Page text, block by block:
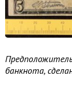
банкнота,